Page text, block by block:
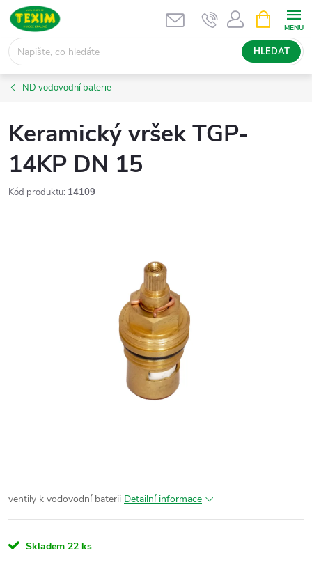
Přejít
obsah
HLEDAT
NÁKUPNÍ
KOŠÍK
ND vodovodní baterie
Keramický vršek TGP-
14KP DN 15
Kód produktu: 14109
ventily k vodovodní baterii Detailní informace
Skladem 22 ks